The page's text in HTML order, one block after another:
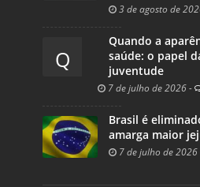
3 de agosto de
Q
Quando a
saúde: o papel
juventude
7 de julho de 2026 -
Brasil é
amarga maior
7 de julho de 2026